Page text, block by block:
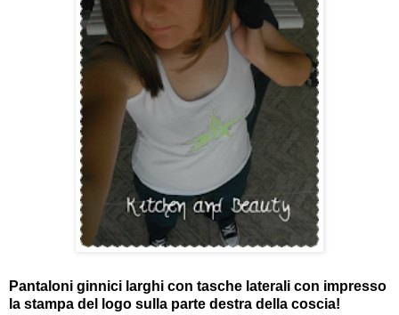
Pantaloni ginnici larghi con tasche laterali con impresso
la stampa del logo sulla parte destra della coscia!